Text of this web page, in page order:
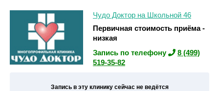
Чудо Доктор на Школьной 46
Первичная стоимость приёма -
низкая
Запись по телефону
8 (499)
519-35-82
Запись в эту клинику сейчас не ведётся